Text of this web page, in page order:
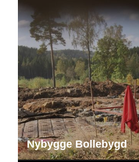
Nybygge Bollebygd